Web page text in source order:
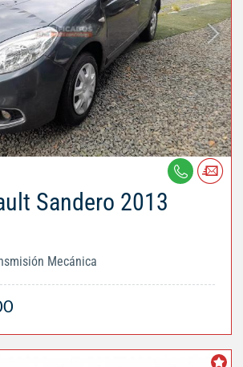
Sandero 2013
Mecánica